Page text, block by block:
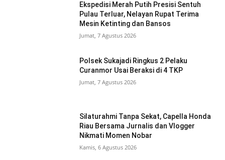
Ekspedisi Merah Putih Presisi Sentuh
Pulau Terluar, Nelayan Rupat Terima
Mesin Ketinting dan Bansos
Jumat, 7 Agustus 2026
Polsek Sukajadi Ringkus 2 Pelaku
Curanmor Usai Beraksi di 4 TKP
Jumat, 7 Agustus 2026
Silaturahmi Tanpa Sekat, Capella Honda
Riau Bersama Jurnalis dan Vlogger
Nikmati Momen Nobar
Kamis, 6 Agustus 2026